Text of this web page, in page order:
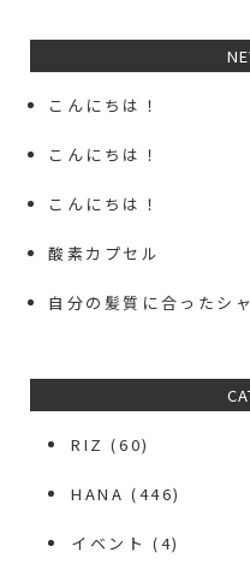
こんにちは！
こんにちは！
こんにちは！
酸素カプセル
自分の髪質に合ったシ
RIZ (60)
HANA (446)
イベント (4)